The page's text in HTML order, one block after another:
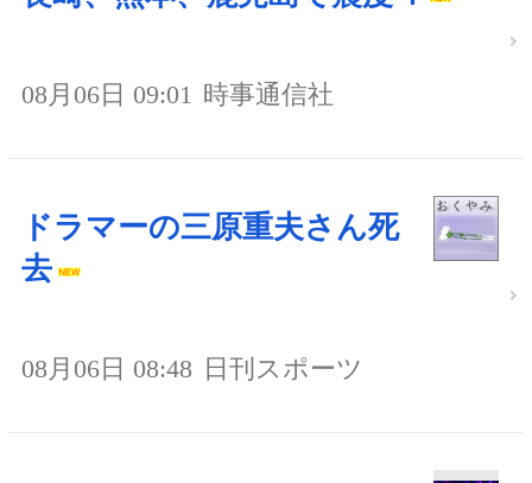
08月06日 09:01 時事通信社
ドラマーの三原重夫さん死
去
08月06日 08:48 日刊スポーツ